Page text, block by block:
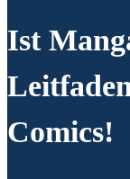
Ist
Comics!